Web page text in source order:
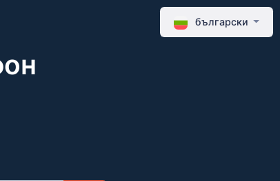
български